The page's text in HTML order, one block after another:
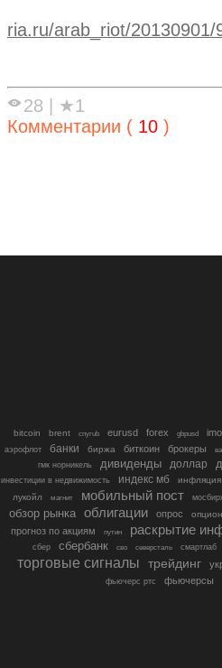
ria.ru/arab_riot/20130901/
28 | ★1
Комментарии ( 10 )
bitcoin brent cnyrub eurusd forex gbpusd
аэрофлот банки биржа биткоин брокеры
гмк норникель
дивиденды доллар
инвестиции в недвижимость индекс мб
инфляция
лукойл
магнит мобильный пост
обзор рынка облигации опрос
прогноз по акциям путин раскрытие
сбер сбербанк сво северсталь смартлаб
торговые сигналы трейдинг
фьючерс ртс фьючерсы